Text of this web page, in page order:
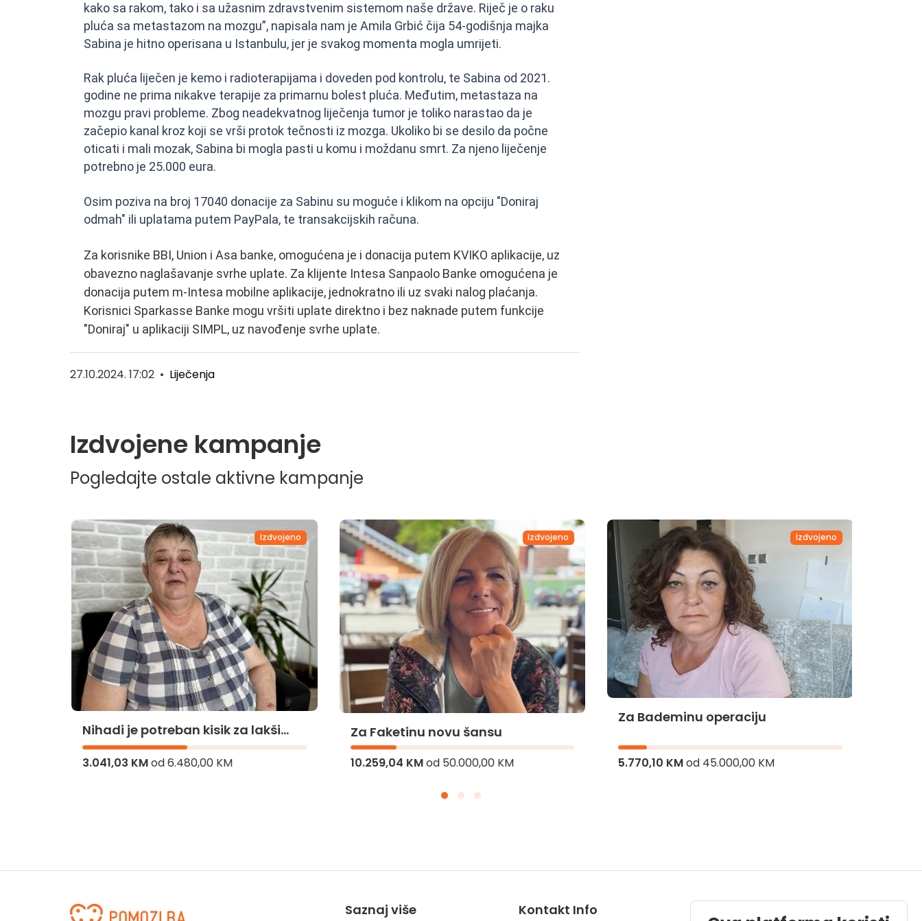
kako sa rakom, tako i sa užasnim zdravstvenim sistemom naše države. Riječ je o raku
pluća sa metastazom na mozgu”, napisala nam je Amila Grbić čija 54-godišnja majka
Sabina je hitno operisana u Istanbulu, jer je svakog momenta mogla umrijeti.
Rak pluća liječen je kemo i radioterapijama i doveden pod kontrolu, te Sabina od 2021.
godine ne prima nikakve terapije za primarnu bolest pluća. Međutim, metastaza na
mozgu pravi probleme. Zbog neadekvatnog liječenja tumor je toliko narastao da je
začepio kanal kroz koji se vrši protok tečnosti iz mozga. Ukoliko bi se desilo da počne
oticati i mali mozak, Sabina bi mogla pasti u komu i moždanu smrt. Za njeno liječenje
potrebno je 25.000 eura.
Osim poziva na broj 17040 donacije za Sabinu su moguće i klikom na opciju "Doniraj
odmah" ili uplatama putem PayPala, te transakcijskih računa.
Za korisnike BBI, Union i Asa banke, omogućena je i donacija putem KVIKO aplikacije, uz
obavezno naglašavanje svrhe uplate. Za klijente Intesa Sanpaolo Banke omogućena je
donacija putem m-Intesa mobilne aplikacije, jednokratno ili uz svaki nalog plaćanja.
Korisnici Sparkasse Banke mogu vršiti uplate direktno i bez naknade putem funkcije
"Doniraj" u aplikaciji SIMPL, uz navođenje svrhe uplate.
27.10.2024. 17:02 • Liječenja
Izdvojene kampanje
Pogledajte ostale aktivne kampanje
Izdvojeno
Nihadi je potreban kisik za lakši
život
3.041,03 KMod6.480,00 KM
Izdvojeno
Za Faketinu novu šansu
10.259,04 KMod 50.000,00 KM
Izdvojeno
Za Bademinu operaciju
5.770,10 KMod 45.000,00 KM
Saznaj više Kontakt Info